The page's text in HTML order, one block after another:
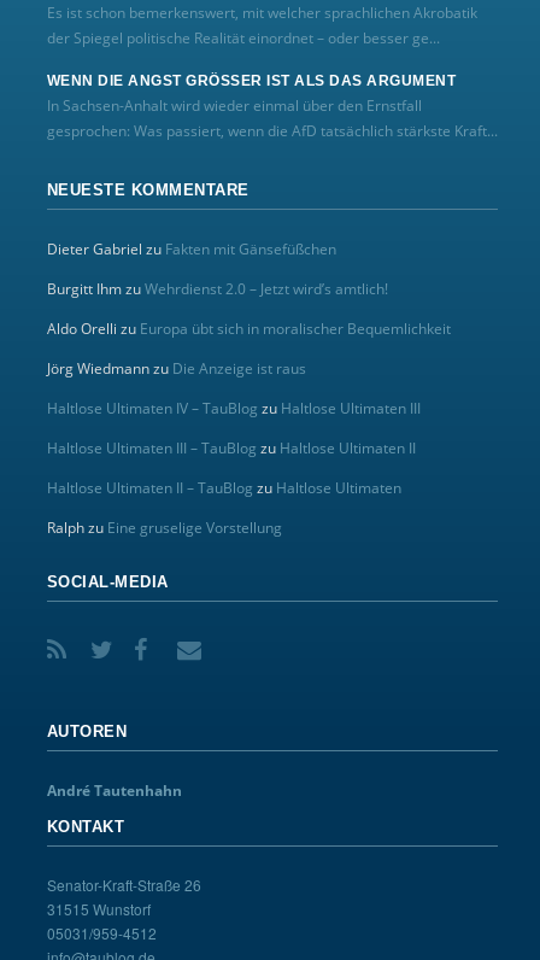
Es ist schon bemerkenswert, mit welcher sprachlichen Akrobatik
der Spiegel politische Realität einordnet – oder besser ge...
WENN DIE ANGST GRÖSSER IST ALS DAS ARGUMENT
In Sachsen-Anhalt wird wieder einmal über den Ernstfall
gesprochen: Was passiert, wenn die AfD tatsächlich stärkste Kraft...
NEUESTE KOMMENTARE
Dieter Gabriel zu Fakten mit Gänsefüßchen
Burgitt IhmzuWehrdienst 2.0 – Jetzt wird’s amtlich!
Aldo Orelli zu Europa übt sich in moralischer Bequemlichkeit
Jörg Wiedmannzu Die Anzeige ist raus
Haltlose Ultimaten IV – TauBlog zu Haltlose Ultimaten III
Haltlose Ultimaten III – TauBlog zu Haltlose Ultimaten II
Haltlose Ultimaten II – TauBlog zu Haltlose Ultimaten
Ralphzu Eine gruselige Vorstellung
SOCIAL-MEDIA
AUTOREN
André Tautenhahn
KONTAKT
Senator-Kraft-Straße 26
31515 Wunstorf
05031/959-4512